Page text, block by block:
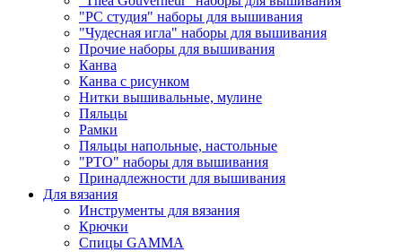
"РС студия" наборы для вышивания
"Чудесная игла" наборы для вышивания
Прочие наборы для вышивания
Канва
Канва с рисунком
Нитки вышивальные, мулине
Пяльцы
Рамки
Пяльцы напольные, настольные
"РТО" наборы для вышивания
Принадлежности для вышивания
Для вязания
Инструменты для вязания
Крючки
Спицы GAMMA